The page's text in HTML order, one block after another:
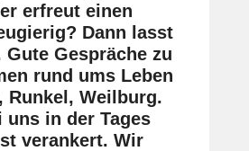
erfreut einen
Dann lasst
Gespräche zu
rund ums Leben
Runkel, Weilburg.
uns in der Tages
verankert. Wir